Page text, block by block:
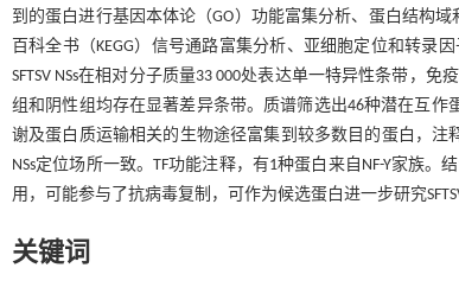
到的蛋白进行基因本体论（GO）功能富集分析、蛋白结构
百科全书（KEGG）信号通路富集分析、亚细胞定位和转录
SFTSV NSs在相对分子质量33 000处表达单一特异性条带，
组和阴性组均存在显著差异条带。质谱筛选出46种潜在互作
谢及蛋白质运输相关的生物途径富集到较多数目的蛋白，
NSs定位场所一致。TF功能注释，有1种蛋白来自NF-Y家族
用，可能参与了抗病毒复制，可作为候选蛋白进一步研究
关键词